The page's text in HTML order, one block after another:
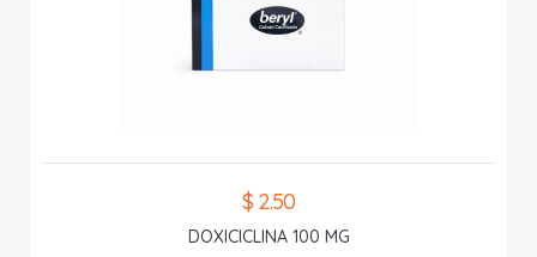
$ 2.50
DOXICICLINA 100 MG